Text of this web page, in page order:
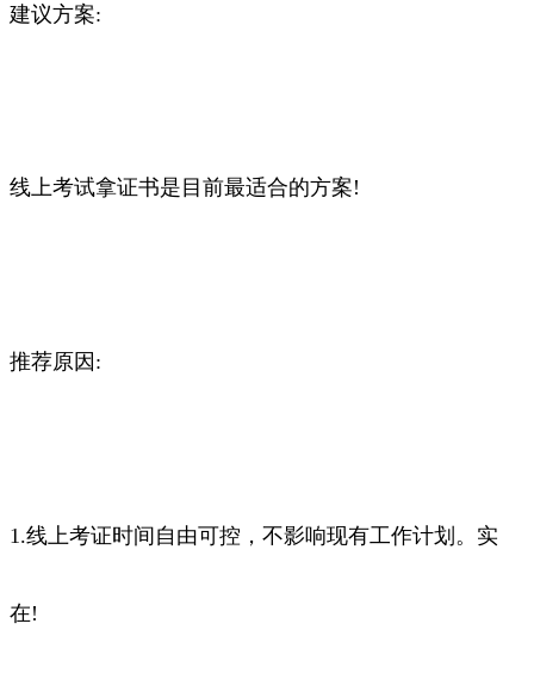
建议方案:
线上考试拿证书是目前最适合的方案!
推荐原因:
1.线上考证时间自由可控，不影响现有工作计划。实
在!